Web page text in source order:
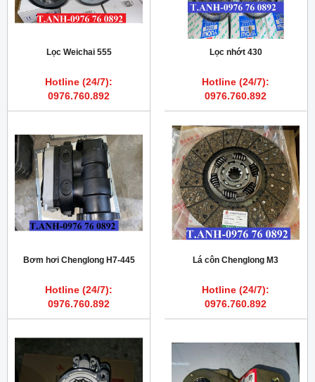
Lọc Weichai 555
Hotline (24/7):
0976.760.892
Lọc nhớt 430
Hotline (24/7):
0976.760.892
Bơm hơi Chenglong H7-445
Hotline (24/7):
0976.760.892
Lá côn Chenglong M3
Hotline (24/7):
0976.760.892